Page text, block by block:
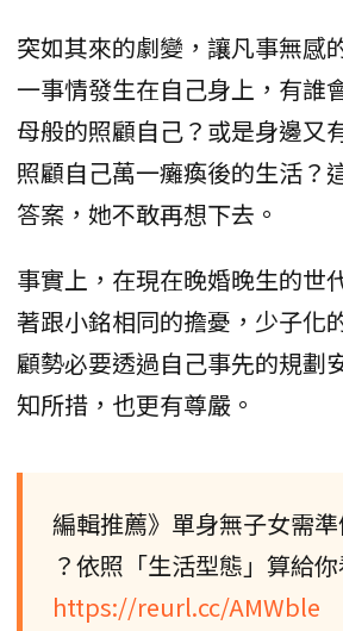
突如其來的劇變，讓凡事無感
一事情發生在自己身上，有誰
母般的照顧自己？或是身邊又
照顧自己萬一癱瘓後的生活？
答案，她不敢再想下去。
事實上，在現在晚婚晚生的世
著跟小銘相同的擔憂，少子化
顧勢必要透過自己事先的規劃
知所措，也更有尊嚴。
編輯推薦》單身無子女需
？依照「生活型態」算給你
https://reurl.cc/AMWble